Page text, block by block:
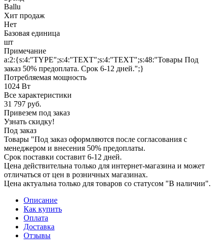
Ballu
Хит продаж
Нет
Базовая единица
шт
Примечание
a:2:{s:4:"TYPE";s:4:"TEXT";s:4:"TEXT";s:48:"Товары Под
заказ 50% предоплата. Срок 6-12 дней.";}
Потребляемая мощность
1024 Вт
Все характеристики
31 797 руб.
Привезем под заказ
Узнать скидку!
Под заказ
Товары "Под заказ оформляются после согласования с
менеджером и внесения 50% предоплаты.
Срок поставки составит 6-12 дней.
Цена действительна только для интернет-магазина и может
отличаться от цен в розничных магазинах.
Цена актуальна только для товаров со статусом "В наличии".
Описание
Как купить
Оплата
Доставка
Отзывы